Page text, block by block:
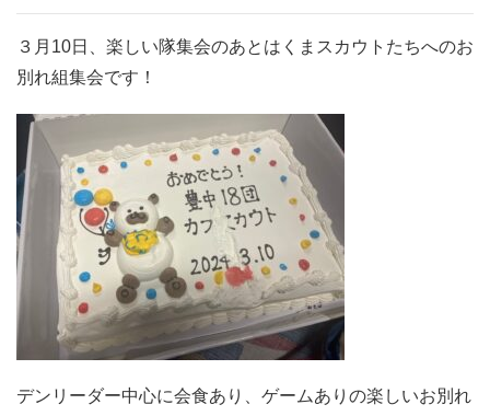
３月10日、楽しい隊集会のあとはくまスカウトたちへのお
別れ組集会です！
デンリーダー中心に会食あり、ゲームありの楽しいお別れ